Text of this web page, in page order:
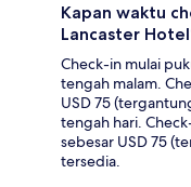
Kapan waktu
Lancaster
Check-in mulai
tengah malam.
USD 75
tengah hari.
sebesar USD 75
tersedia.